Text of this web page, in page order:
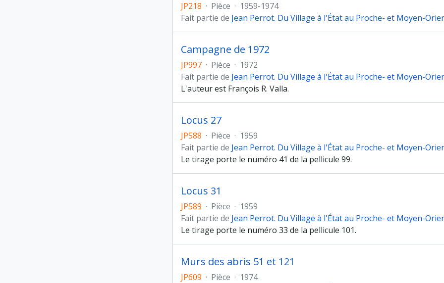
JP218 · Pièce · 1959-1974
Fait partie de Jean Perrot. Du Village à l'État au Proche- et Moyen-
Campagne de 1972
JP997 · Pièce · 1972
Fait partie de Jean Perrot. Du Village à l'État au Proche- et Moyen-
L'auteur est François R. Valla.
Locus 27
JP588 · Pièce · 1959
Fait partie de Jean Perrot. Du Village à l'État au Proche- et Moyen-
Le tirage porte le numéro 41 de la pellicule 99.
Locus 31
JP589 · Pièce · 1959
Fait partie de Jean Perrot. Du Village à l'État au Proche- et Moyen-
Le tirage porte le numéro 33 de la pellicule 101.
Murs des abris 51 et 121
JP609 · Pièce · 1974